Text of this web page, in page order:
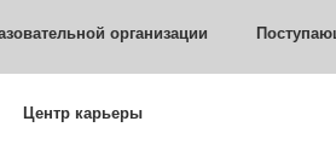
организации
Центр карьеры